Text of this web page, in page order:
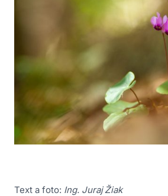
Text a foto: Ing. Juraj Žiak